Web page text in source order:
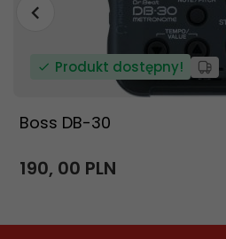
Produkt dostępny!
Boss DB-30
190, 00 PLN